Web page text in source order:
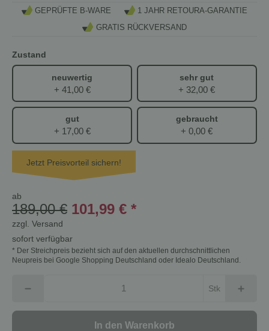
GEPRÜFTE B-WARE
1 JAHR RETOURA-GARANTIE
GRATIS RÜCKVERSAND
Zustand
neuwertig
+ 41,00 €
sehr gut
+ 32,00 €
gut
+ 17,00 €
gebraucht
+ 0,00 €
Jetzt Preisvorteil sichern!
ab
189,00 € 101,99 € *
zzgl. Versand
sofort verfügbar
* Der Streichpreis bezieht sich auf den aktuellen durchschnittlichen
Neupreis bei Google Shopping Deutschland oder Idealo Deutschland.
Stk
In den Warenkorb